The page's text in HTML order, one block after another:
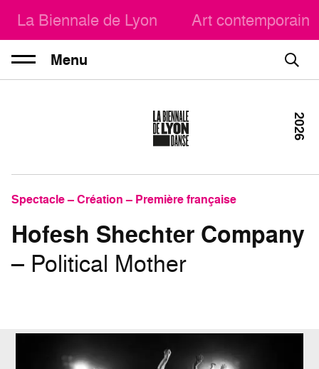
La Biennale de Lyon Art contemporain
Menu
Spectacle – Création – Première française
Hofesh Shechter Company
– Political Mother
2026